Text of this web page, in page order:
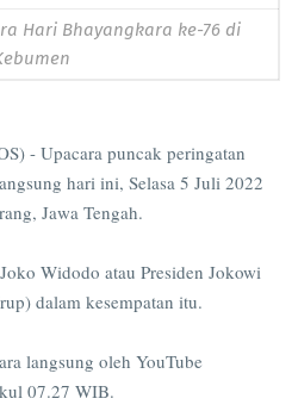
Hari Bhayangkara ke-76 di
- Upacara puncak peringatan
hari ini, Selasa 5 Juli 2022
Jawa Tengah.
Widodo atau Presiden Jokowi
dalam kesempatan itu.
langsung oleh YouTube
07.27 WIB.